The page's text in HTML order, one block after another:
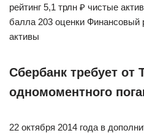
рейтинг 5,1 трлн ₽ чистые
балла 203 оценки Финансовый
активы
Сбербанк требует от
одномоментного
22 октября 2014 года в